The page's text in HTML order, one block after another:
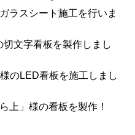
ラスシート施工を行いま
文字看板を製作しまし
のLED看板を施工しまし
上」様の看板を製作！